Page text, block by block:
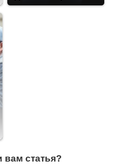
вам статья?